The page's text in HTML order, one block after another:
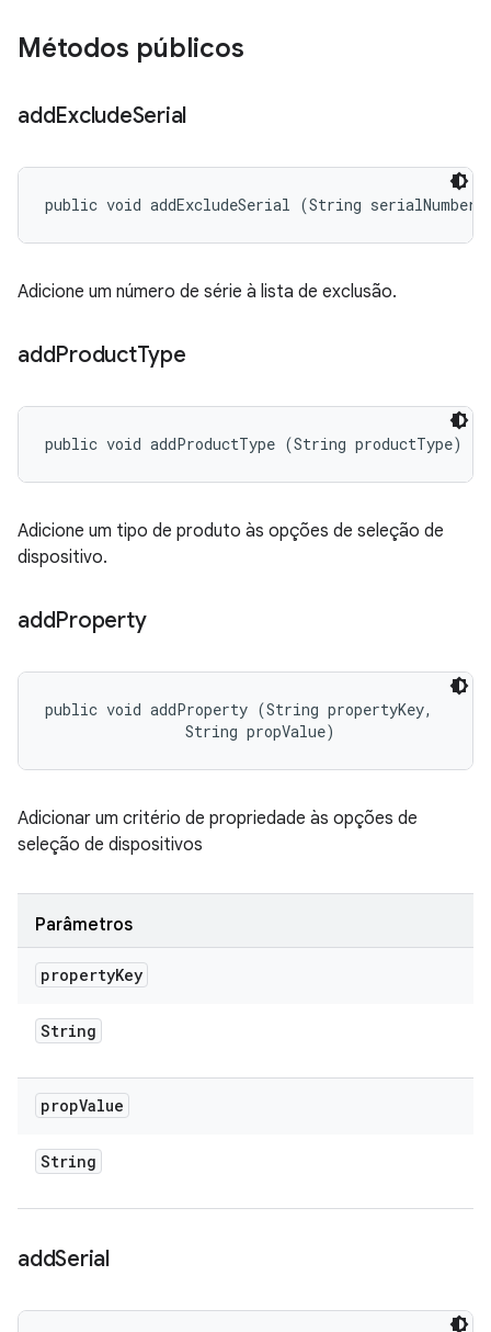
Métodos públicos
addExcludeSerial
public void addExcludeSerial (String serialNumber)
Adicione um número de série à lista de exclusão.
addProductType
public void addProductType (String productType)
Adicione um tipo de produto às opções de seleção de
dispositivo.
addProperty
public void addProperty (String propertyKey,
                String propValue)
Adicionar um critério de propriedade às opções de
seleção de dispositivos
Parâmetros
propertyKey
String
propValue
String
addSerial